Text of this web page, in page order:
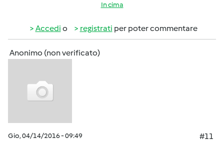
In cima
Accedi o registrati per poter commentare
Anonimo (non verificato)
Gio, 04/14/2016 - 09:49 #11